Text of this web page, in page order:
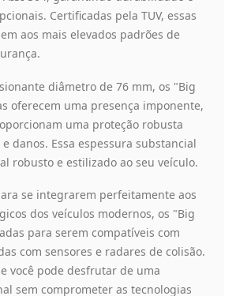
Certificadas pela TUV, essas
aos mais elevados padrões de
diâmetro de 76 mm, os "Big
oferecem uma presença imponente,
uma proteção robusta
danos. Essa espessura substancial
robusto e estilizado ao seu veículo.
se integrarem perfeitamente aos
dos veículos modernos, os "Big
para serem compatíveis com
com sensores e radares de colisão.
você pode desfrutar de uma
sem comprometer as tecnologias